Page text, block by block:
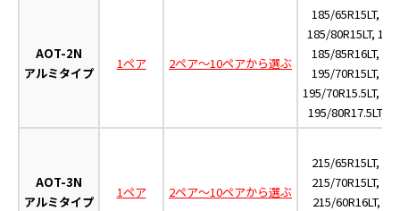
AOT-2N
アルミタイプ
1ペア 2ペア～10ペアから選ぶ
185/65R15LT,
185/80R15LT,
185/85R16LT,
195/70R15LT,
195/70R15.5LT,
195/80R17.5LT,
AOT-3N
アルミタイプ
1ペア 2ペア～10ペアから選ぶ
215/65R15LT,
215/70R15LT,
215/60R16LT,